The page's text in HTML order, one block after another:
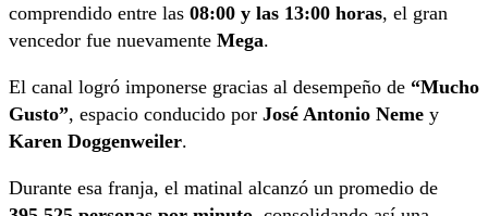
comprendido entre las 08:00 y las 13:00 horas, el gran
vencedor fue nuevamente Mega.
El canal logró imponerse gracias al desempeño de “Mucho
Gusto”, espacio conducido por José Antonio Neme y
Karen Doggenweiler.
Durante esa franja, el matinal alcanzó un promedio de